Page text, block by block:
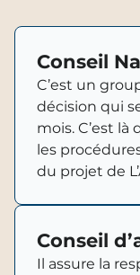
Conseil
C’est un
décision qui
mois. C’est
les
du projet de
Conseil
Il assure la